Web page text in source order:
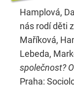
Hamplová,
nás rodí děti
Maříková,
Lebeda,
společnost?
Praha: